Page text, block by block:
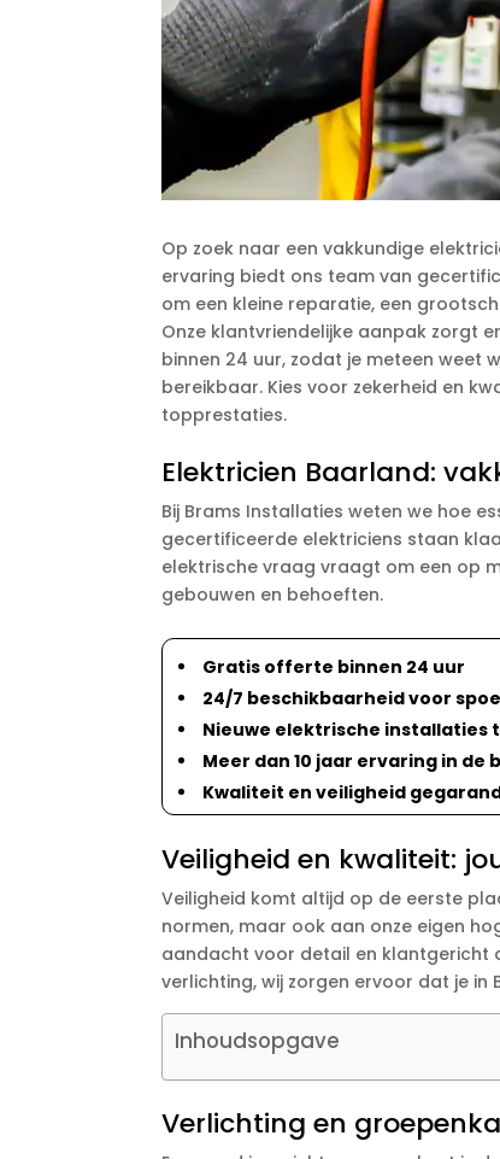
Op zoek naar een vakkundige
ervaring biedt ons team van
om een kleine reparatie, een
Onze klantvriendelijke aanpak zorgt
binnen 24 uur, zodat je meteen weet
bereikbaar. Kies voor zekerheid en
topprestaties.
Elektricien Baarland:
Bij Brams Installaties weten we hoe
gecertificeerde elektriciens staan
elektrische vraag vraagt om een op
gebouwen en behoeften.
Gratis offerte binnen 24 uur
24/7 beschikbaarheid voor
Nieuwe elektrische installaties
Meer dan 10 jaar ervaring in de
Kwaliteit en veiligheid
Veiligheid en kwaliteit:
Veiligheid komt altijd op de eerste
normen, maar ook aan onze eigen
aandacht voor detail en klantgericht
verlichting, wij zorgen ervoor dat je
Inhoudsopgave
Verlichting en